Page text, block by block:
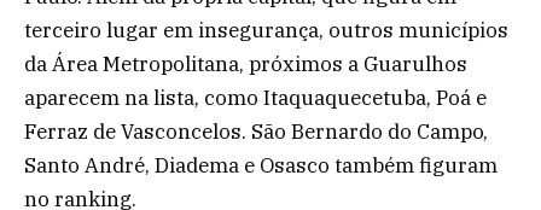
terceiro lugar em insegurança, outros municípios
da Área Metropolitana, próximos a Guarulhos
aparecem na lista, como Itaquaquecetuba, Poá e
Ferraz de Vasconcelos. São Bernardo do Campo,
Santo André, Diadema e Osasco também figuram
no ranking.